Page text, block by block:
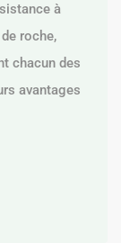
à
roche,
chacun des
avantages